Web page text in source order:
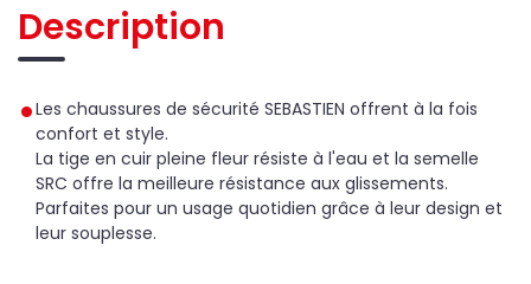
Description
Les chaussures de sécurité SEBASTIEN offrent à la fois
confort et style.
La tige en cuir pleine fleur résiste à l'eau et la semelle
SRC offre la meilleure résistance aux glissements.
Parfaites pour un usage quotidien grâce à leur design et
leur souplesse.